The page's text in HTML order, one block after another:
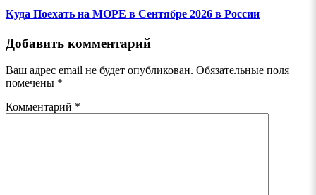
Куда Поехать на МОРЕ в Сентябре 2026 в России
Добавить комментарий
Ваш адрес email не будет опубликован. Обязательные поля
помечены *
Комментарий *